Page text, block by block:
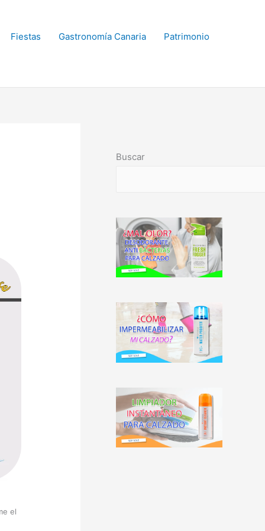
Fiestas Gastronomía Canaria
Patrimonio
el
Buscar